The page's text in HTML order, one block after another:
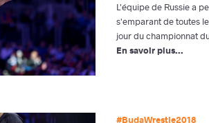
L'équipe de Russie a
s'emparant de toutes
jour du championnat
En savoir plus...
#BudaWrestle2018